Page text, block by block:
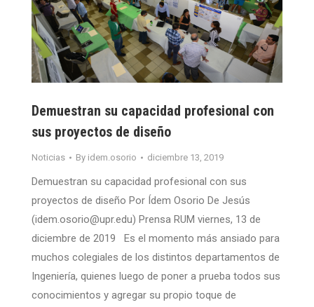
Demuestran su capacidad profesional con
sus proyectos de diseño
Noticias By idem.osorio diciembre 13, 2019
Demuestran su capacidad profesional con sus
proyectos de diseño Por Ídem Osorio De Jesús
(idem.osorio@upr.edu) Prensa RUM viernes, 13 de
diciembre de 2019 Es el momento más ansiado para
muchos colegiales de los distintos departamentos de
Ingeniería, quienes luego de poner a prueba todos sus
conocimientos y agregar su propio toque de